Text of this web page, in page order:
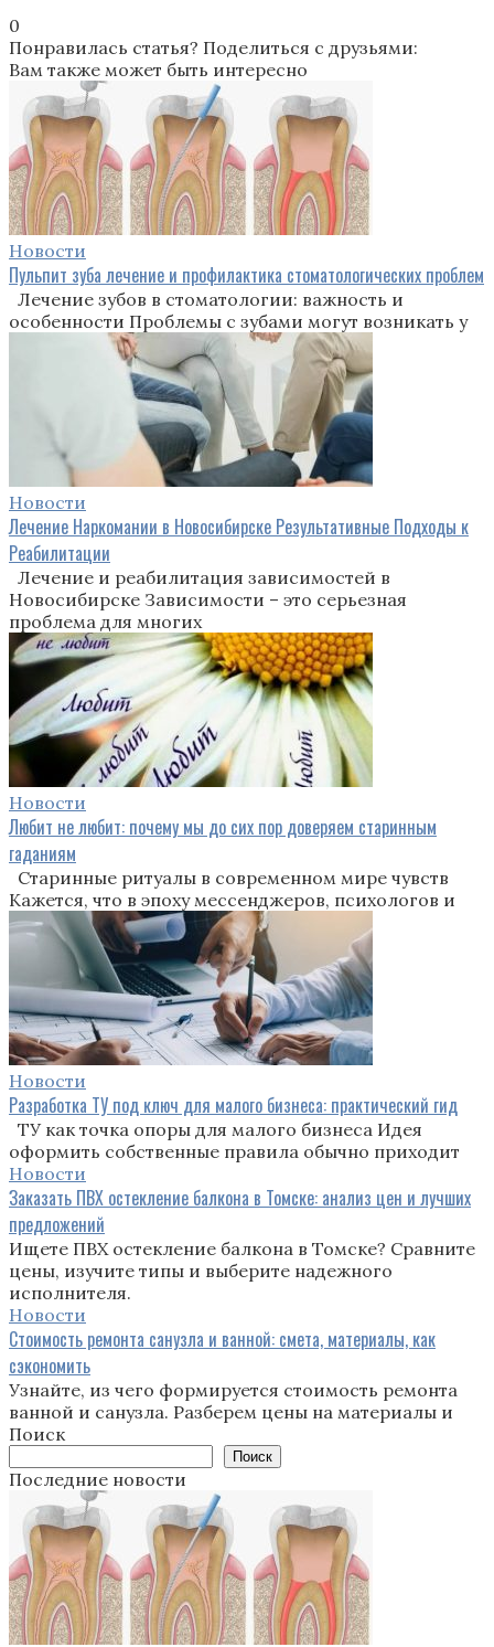
0
Понравилась статья? Поделиться с друзьями:
Вам также может быть интересно
Новости
Пульпит зуба лечение и профилактика стоматологических проблем
Лечение зубов в стоматологии: важность и
особенности Проблемы с зубами могут возникать у
Новости
Лечение Наркомании в Новосибирске Результативные Подходы к
Реабилитации
Лечение и реабилитация зависимостей в
Новосибирске Зависимости – это серьезная
проблема для многих
Новости
Любит не любит: почему мы до сих пор доверяем старинным
гаданиям
Старинные ритуалы в современном мире чувств
Кажется, что в эпоху мессенджеров, психологов и
Новости
Разработка ТУ под ключ для малого бизнеса: практический гид
ТУ как точка опоры для малого бизнеса Идея
оформить собственные правила обычно приходит
Новости
Заказать ПВХ остекление балкона в Томске: анализ цен и лучших
предложений
Ищете ПВХ остекление балкона в Томске? Сравните
цены, изучите типы и выберите надежного
исполнителя.
Новости
Стоимость ремонта санузла и ванной: смета, материалы, как
сэкономить
Узнайте, из чего формируется стоимость ремонта
ванной и санузла. Разберем цены на материалы и
Поиск
Поиск
Последние новости